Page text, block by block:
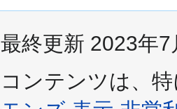
最終更新 2023年
コンテンツは、